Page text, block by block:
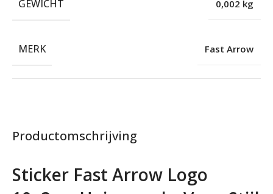
Productomschrijving
Sticker Fast Arrow Logo
GEWICHT 0,002 kg
MERK Fast Arrow